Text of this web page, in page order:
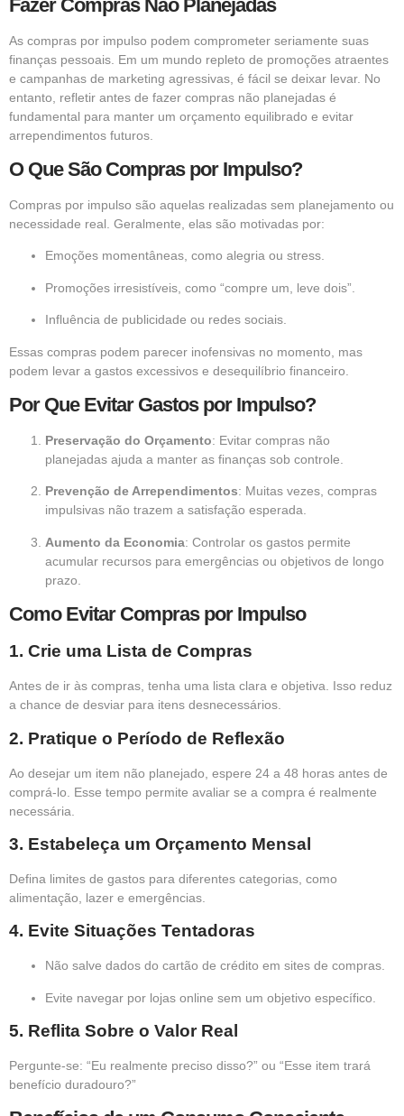
Fazer Compras Não Planejadas
As compras por impulso podem comprometer seriamente suas
finanças pessoais. Em um mundo repleto de promoções atraentes
e campanhas de marketing agressivas, é fácil se deixar levar. No
entanto, refletir antes de fazer compras não planejadas é
fundamental para manter um orçamento equilibrado e evitar
arrependimentos futuros.
O Que São Compras por Impulso?
Compras por impulso são aquelas realizadas sem planejamento ou
necessidade real. Geralmente, elas são motivadas por:
Emoções momentâneas, como alegria ou stress.
Promoções irresistíveis, como “compre um, leve dois”.
Influência de publicidade ou redes sociais.
Essas compras podem parecer inofensivas no momento, mas
podem levar a gastos excessivos e desequilíbrio financeiro.
Por Que Evitar Gastos por Impulso?
Preservação do Orçamento: Evitar compras não
planejadas ajuda a manter as finanças sob controle.
Prevenção de Arrependimentos: Muitas vezes, compras
impulsivas não trazem a satisfação esperada.
Aumento da Economia: Controlar os gastos permite
acumular recursos para emergências ou objetivos de longo
prazo.
Como Evitar Compras por Impulso
1. Crie uma Lista de Compras
Antes de ir às compras, tenha uma lista clara e objetiva. Isso reduz
a chance de desviar para itens desnecessários.
2. Pratique o Período de Reflexão
Ao desejar um item não planejado, espere 24 a 48 horas antes de
comprá-lo. Esse tempo permite avaliar se a compra é realmente
necessária.
3. Estabeleça um Orçamento Mensal
Defina limites de gastos para diferentes categorias, como
alimentação, lazer e emergências.
4. Evite Situações Tentadoras
Não salve dados do cartão de crédito em sites de compras.
Evite navegar por lojas online sem um objetivo específico.
5. Reflita Sobre o Valor Real
Pergunte-se: “Eu realmente preciso disso?” ou “Esse item trará
benefício duradouro?”